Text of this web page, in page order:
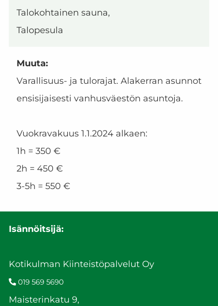
Talokohtainen sauna,
Talopesula
Muuta:
Varallisuus- ja tulorajat. Alakerran asunnot
ensisijaisesti vanhusväestön asuntoja.
Vuokravakuus 1.1.2024 alkaen:
1h = 350 €
2h = 450 €
3-5h = 550 €
Isännöitsijä:
Kotikulman Kiinteistöpalvelut Oy
019 569 5690
Maisterinkatu 9,